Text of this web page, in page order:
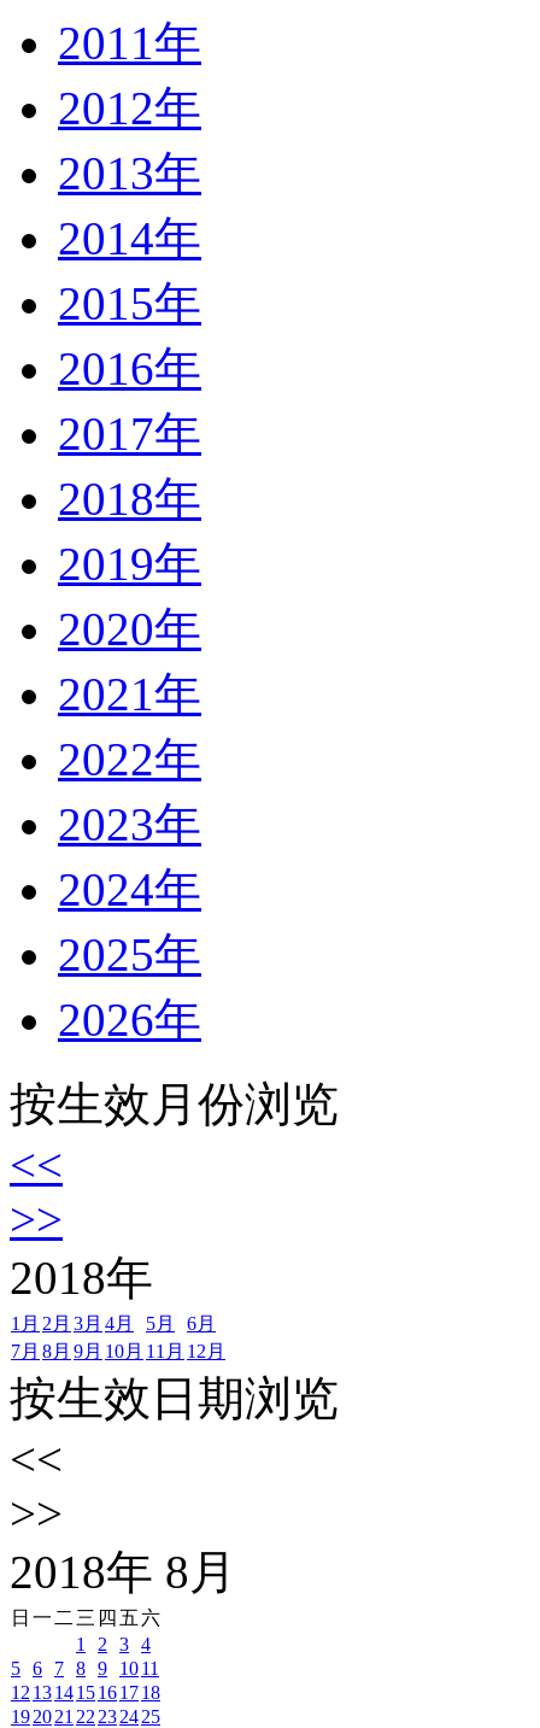
2011年
2012年
2013年
2014年
2015年
2016年
2017年
2018年
2019年
2020年
2021年
2022年
2023年
2024年
2025年
2026年
按生效月份浏览
<<
>>
2018年
1月 2月 3月 4月 5月
6月
7月 8月 9月 10月 11月 12月
按生效日期浏览
<<
>>
2018年 8 月
日 一 二 三 四 五 六
1
2 3 4
5 6 7 8 9 1011
12 131415161718
192021 22 232425